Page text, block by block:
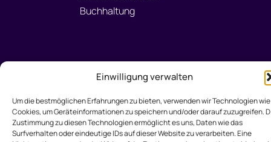
Einwilligung verwalten
Um die bestmöglichen Erfahrungen zu bieten, verwenden wir Technologien wie
Cookies, um Geräteinformationen zu speichern und/oder darauf zuzugreifen.
Zustimmung zu diesen Technologien ermöglicht es uns, Daten wie das
Surfverhalten oder eindeutige IDs auf dieser Website zu verarbeiten. Eine
Buchhaltung